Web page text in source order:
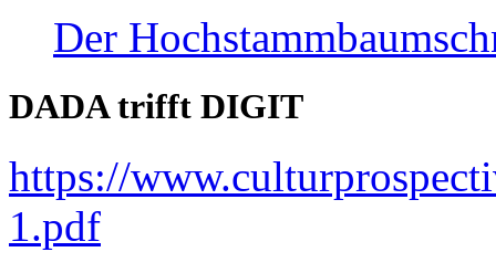
Der
DADA trifft DIGIT
https://
1.pdf